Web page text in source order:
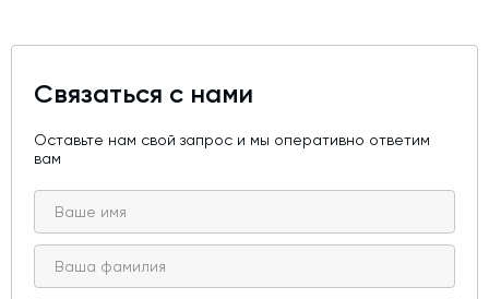
Связаться с нами
Оставьте нам свой запрос и мы оперативно ответим
вам